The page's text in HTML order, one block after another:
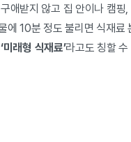
애받지 않고 집 안이나 캠
에 10분 정도 불리면 식재
‘미래형 식재료’라고도 칭할